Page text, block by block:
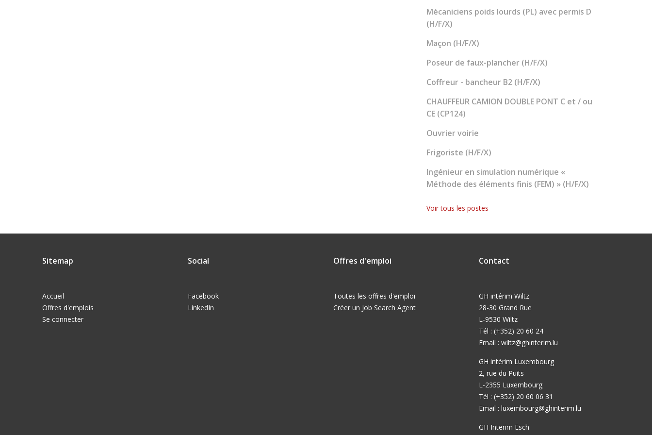
Mécaniciens poids lourds (PL) avec permis D
(H/F/X)
Maçon (H/F/X)
Poseur de faux-plancher (H/F/X)
Coffreur - bancheur B2 (H/F/X)
CHAUFFEUR CAMION DOUBLE PONT C et / ou
CE (CP124)
Ouvrier voirie
Frigoriste (H/F/X)
Ingénieur en simulation numérique «
Méthode des éléments finis (FEM) » (H/F/X)
Voir tous les postes
Sitemap
Accueil
Offres d'emplois
Se connecter
Social
Facebook
LinkedIn
Offres d'emploi
Toutes les offres d'emploi
Créer un Job Search Agent
Contact
GH intérim Wiltz
28-30 Grand Rue
L-9530 Wiltz
Tél : (+352) 20 60 24
Email : wiltz@ghinterim.lu
GH intérim Luxembourg
2, rue du Puits
L-2355 Luxembourg
Tél : (+352) 20 60 06 31
Email : luxembourg@ghinterim.lu
GH Interim Esch